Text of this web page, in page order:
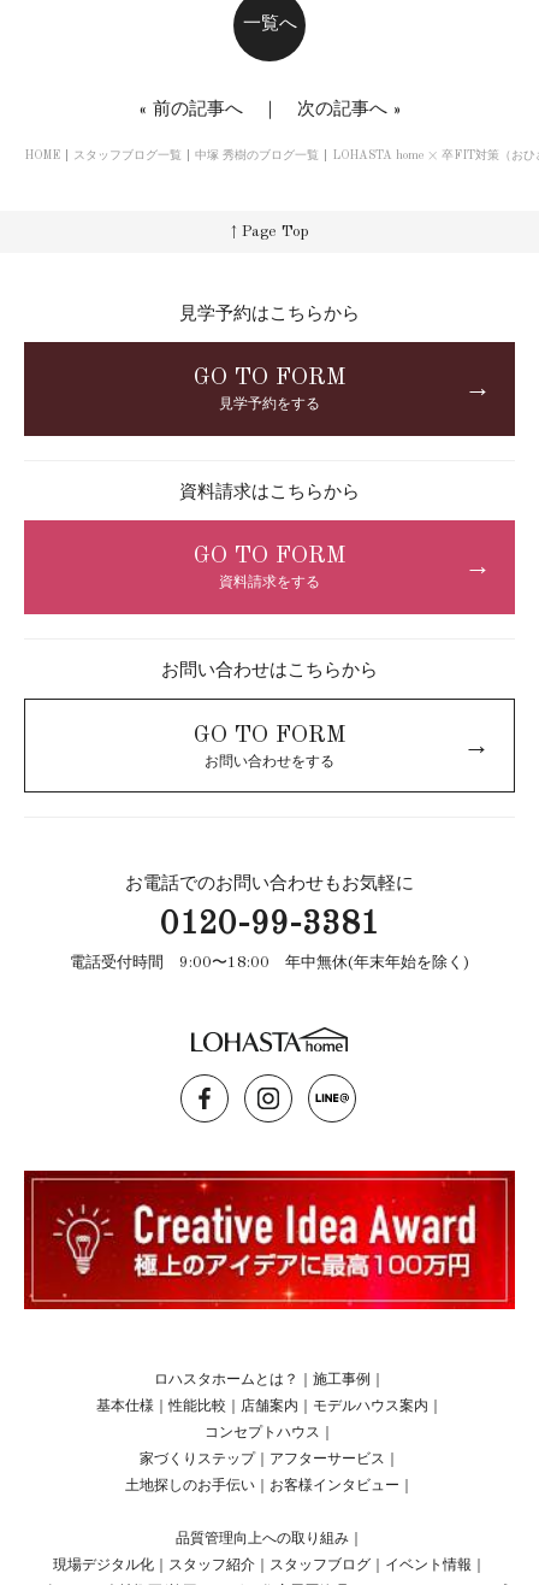
一覧へ
« 前の記事へ｜ 次の記事へ»
HOME スタッフブログ一覧 中塚 秀樹のブログ一覧 LOHASTA home × 卒FIT対策（おひ
↑ Page Top
見学予約はこちらから
GO TO FORM
見学予約をする
→
資料請求はこちらから
GO TO FORM
資料請求をする
→
お問い合わせはこちらから
GO TO FORM
お問い合わせをする
→
お電話でのお問い合わせもお気軽に
0120-99-3381
電話受付時間 9:00〜18:00 年中無休(年末年始を除く)
ロハスタホームとは？ 施工事例
基本仕様 ｜性能比較 店舗案内 モデルハウス案内
コンセプトハウス
家づくりステップ
アフターサービス
土地探しのお手伝い
お客様インタビュー
品質管理向上への取り組み
現場デジタル化
スタッフ紹介 スタッフブログ イベント情報